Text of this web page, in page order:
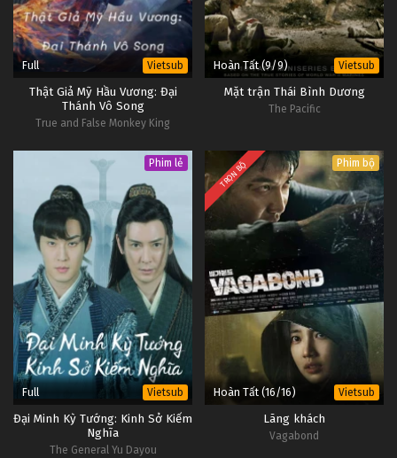
Full Vietsub
Thật Giả Mỹ Hầu Vương: Đại
Thánh Vô Song
True and False Monkey King
Hoàn Tất (9/9) Vietsub
Mặt trận Thái Bình Dương
The Pacific
Phim lẻ
Full Vietsub
Đại Minh Kỳ Tướng: Kinh Sở Kiếm
Nghĩa
The General Yu Dayou
TRỌN BỘ Phim bộ
Hoàn Tất (16/16) Vietsub
Lãng khách
Vagabond